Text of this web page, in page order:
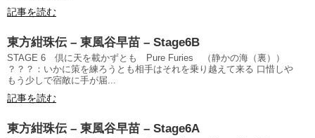
記事を読む
東方紺珠伝 – 東風谷早苗 – Stage6B
STAGE 6 倶に天を載かずとも Pure Furies （静かの海（裏））
？？？：いかに策を練ろうとも相手はそれを乗り越えて来る 口惜しや
もう少しで宿敵に手が届...
記事を読む
東方紺珠伝 – 東風谷早苗 – Stage6A